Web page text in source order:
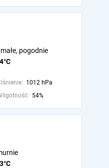
pogodnie
1012 hPa
54%